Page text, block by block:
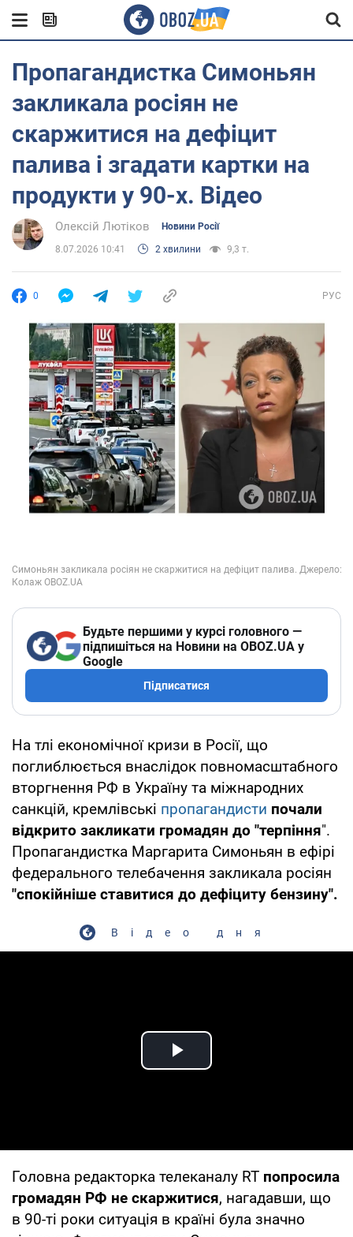
Пропагандистка Симоньян
закликала росіян не
скаржитися на дефіцит
палива і згадати картки на
продукти у 90-х. Відео
Олексій Лютіков Новини Росії
8.07.2026 10:41 2 хвилини 9,3 т.
0 РУС
Будьте першими у курсі головного —
підпишіться на Новини на OBOZ.UA у
Google
Підписатися
На тлі економічної кризи в Росії, що
поглиблюється внаслідок повномасштабного
вторгнення РФ в Україну та міжнародних
санкцій, кремлівські пропагандисти почали
відкрито закликати громадян до "терпіння".
Пропагандистка Маргарита Симоньян в ефірі
федерального телебачення закликала росіян
"спокійніше ставитися до дефіциту бензину".
Відео дня
Play Video
Головна редакторка телеканалу RT попросила
громадян РФ не скаржитися, нагадавши, що
в 90-ті роки ситуація в країні була значно